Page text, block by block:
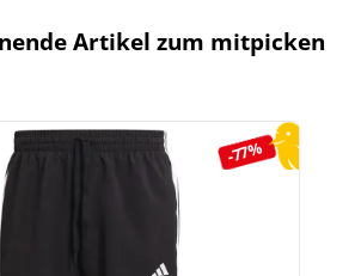
Artikel zum mitpicken
-77%